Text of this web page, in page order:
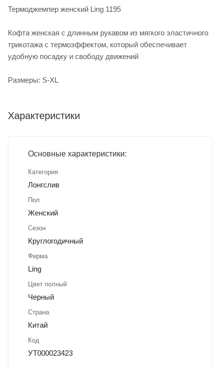
Термоджемпер женский Ling 1195
Кофта женская с длинным рукавом из мягкого эластичного
трикотажа с термоэффектом, который обеспечивает
удобную посадку и свободу движений
Размеры: S-XL
Характеристики
Основные характеристики:
Категория
Лонгслив
Пол
Женский
Сезон
Круглогодичный
Фирма
Ling
Цвет полный
Черный
Страна
Китай
Код
УТ000023423